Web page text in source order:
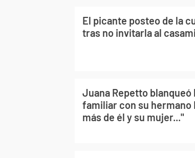
El picante posteo de la
tras no invitarla al
Juana Repetto
familiar con su hermano
más de él y su mujer..."